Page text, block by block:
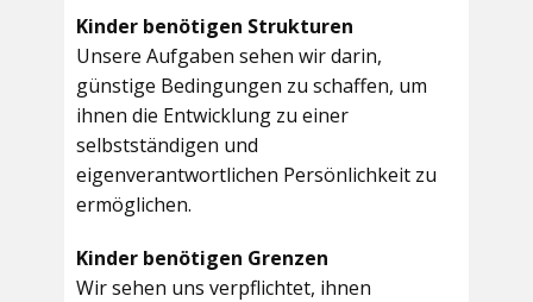
Kinder benötigen Strukturen
Unsere Aufgaben sehen wir darin,
günstige Bedingungen zu schaffen, um
ihnen die Entwicklung zu einer
selbstständigen und
eigenverantwortlichen Persönlichkeit zu
ermöglichen.
Kinder benötigen Grenzen
Wir sehen uns verpflichtet, ihnen